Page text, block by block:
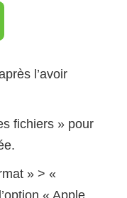
l’avoir
fichiers » pour
» > «
« Apple